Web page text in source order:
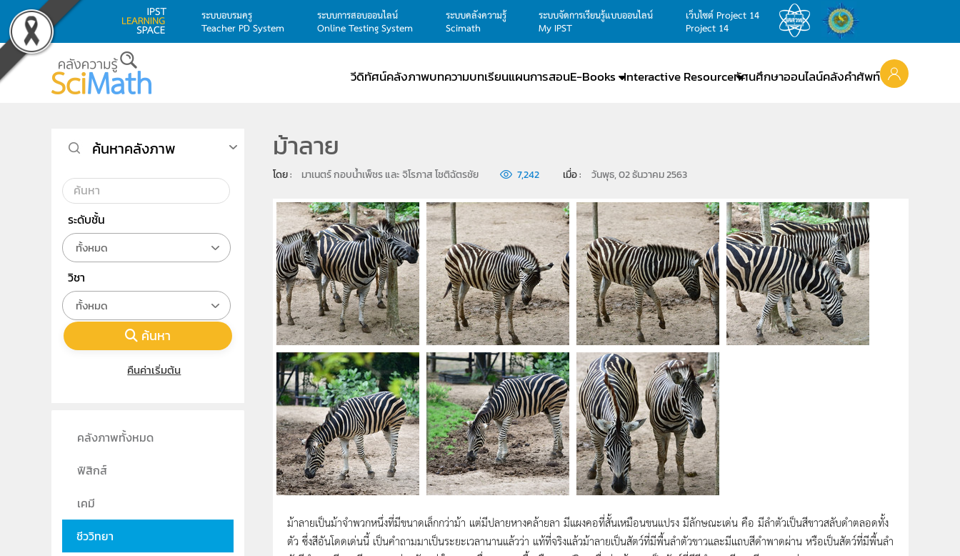
Skip to main content
ระบบอบรมครู
Teacher PD System
ระบบการสอบออนไลน์
Online Testing System
ระบบคลังความรู้
Scimath
ระบบจัดการเรียนรู้แบบออนไลน์
My IPST
เว็บไซต์ Project 14
Project 14
วีดิทัศน์คลังภาพบทความบทเรียนแผนการสอนE-Books Interactive Resourceทัศนศึกษาออนไลน์คลังคำศัพท์
ม้าลาย
โดย : มาเนตร์ กอบน้ำเพ็ชร และ จิโรภาส โชติฉัตรชัย 7,242 เมื่อ : วันพุธ, 02 ธันวาคม 2563
ม้าลายเป็นม้าจำพวกหนึ่งที่มีขนาดเล็กกว่าม้า แต่มีปลายหางคล้ายลา มีแผงคอที่สั้นเหมือนขนแปรง มีลักษณะเด่น คือ มีลำตัวเป็นสีขาวสลับดำตลอดทั้ง
ตัว ซึ่งสีอันโดดเด่นนี้ เป็นคำถามมาเป็นระยะเวลานานแล้วว่า แท้ที่จริงแล้วม้าลายเป็นสัตว์ที่มีพื้นลำตัวขาวและมีแถบสีดำพาดผ่าน หรือเป็นสัตว์ที่มีพื้นลำ
ค้นหาคลังภาพ
ระดับชั้น
ทั้งหมด
วิชา
ทั้งหมด
ค้นหา
คืนค่าเริ่มต้น
คลังภาพทั้งหมด
ฟิสิกส์
เคมี
ชีววิทยา